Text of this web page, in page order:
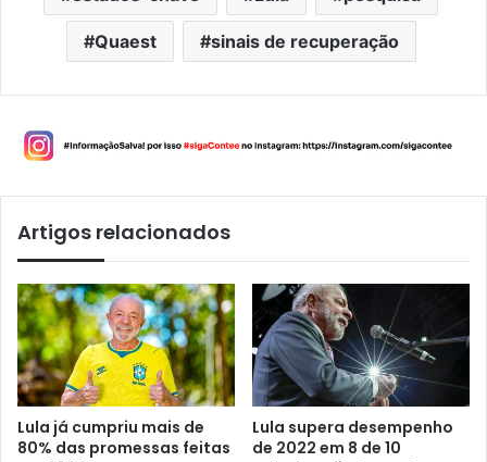
Quaest sinais de recuperação
Artigos relacionados
Lula já cumpriu mais de
80% das promessas feitas
Lula supera desempenho
de 2022 em 8 de 10